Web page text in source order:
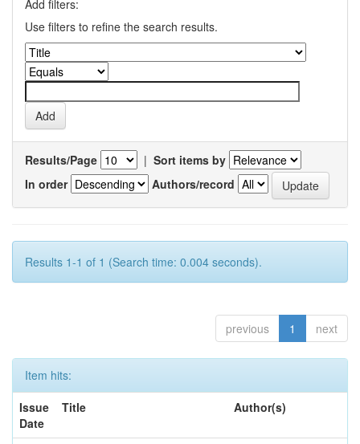
Add filters:
Use filters to refine the search results.
Results/Page | Sort items by
In order
Authors/record
Results 1-1 of 1 (Search time: 0.004 seconds).
previous 1 next
Item hits:
Issue
Date
Title Author(s)